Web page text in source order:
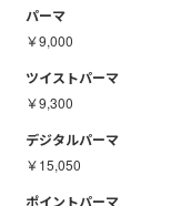
パーマ
￥9,000
ツイストパーマ
￥9,300
デジタルパーマ
￥15,050
ポイントパーマ